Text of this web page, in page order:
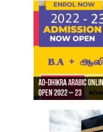
Ad-Dhikra Arabic
Open 2022 – 23
Ad-Dhikra Arabic
AD DHIKRA ARABIC
ரியாத் ஜும்ஆ
Masjid (Kuwait